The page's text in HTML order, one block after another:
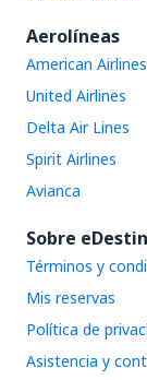
Aerolíneas
American Airlines
United Airlines
Delta Air Lines
Spirit Airlines
Avianca
Sobre
Términos y
Mis reservas
Política de
Asistencia y